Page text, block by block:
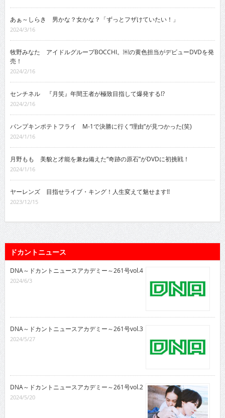
あぁ～しらき 男かな？女かな？「ずっとフザけていたい！」
2024/3/16
牧野みなた アイドルグループBOCCHI。￼の黄色担当がデビューDVDを発
売！
2024/2/16
センチネル 『月笑』年間王者が極致目指して爆発する!?
2024/2/16
パンプキンポテトフライ M-1で決勝に行く“理由”が見つかった(笑)
2024/1/16
月野もも 美貌と才能を兼ね備えた“奇跡の原石”がDVDに初挑戦！
2024/1/16
ヤーレンズ 目指せライブ・キング！人生変えて魅せます!!
2023/12/15
ドカントニュース
DNA～ドカントニュースアカデミー～261号vol.4
2024/6/3
DNA～ドカントニュースアカデミー～261号vol.3
2024/5/27
DNA～ドカントニュースアカデミー～261号vol.2
2024/5/20